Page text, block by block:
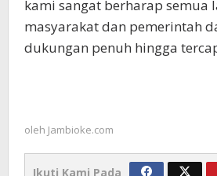
kami sangat berharap semua
masyarakat dan pemerintah
dukungan penuh hingga
oleh Jambioke.com
Ikuti Kami Pada